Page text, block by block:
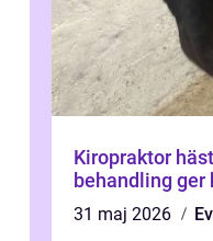
Kiropraktor häst när manuell
behandling
31 maj 2026